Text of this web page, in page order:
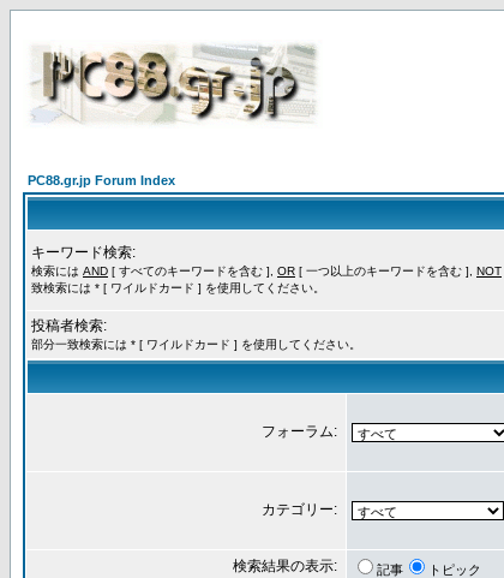
PC88.gr.jp Forum Index
キーワード検索:
検索には AND [ すべてのキーワードを含む ], OR [ 一つ以上のキーワードを含む ], NOT
致検索には * [ ワイルドカード ] を使用してください。
投稿者検索:
部分一致検索には * [ ワイルドカード ] を使用してください。
フォーラム:
カテゴリー:
検索結果の表示: 記事 トピック